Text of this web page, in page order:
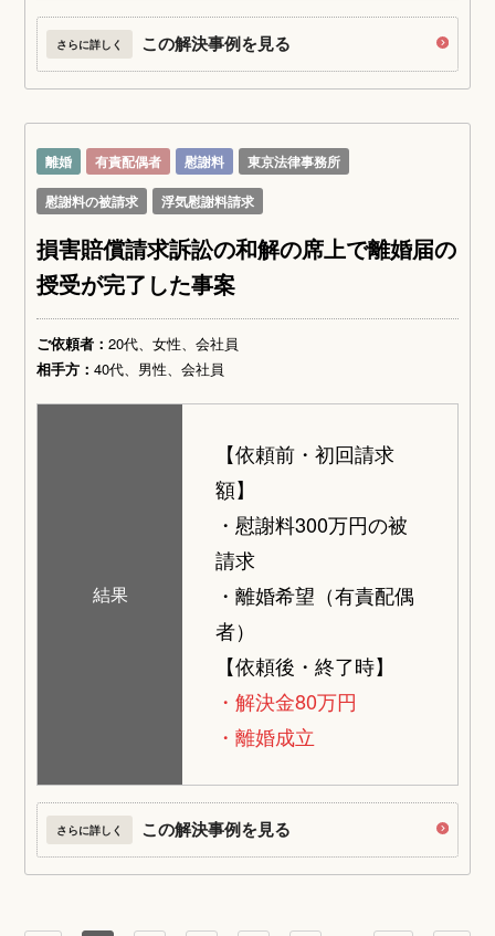
さらに詳しく この解決事例を見る
離婚 有責配偶者 慰謝料
東京法律事務所
慰謝料の被請求
浮気慰謝料請求
損害賠償請求訴訟の和解の席上で離婚届の
授受が完了した事案
ご依頼者：20代、女性、会社員
相手方：40代、男性、会社員
結果
【依頼前・初回請求
額】
・慰謝料300万円の被
請求
・離婚希望（有責配偶
者）
【依頼後・終了時】
・解決金80万円
・離婚成立
さらに詳しく この解決事例を見る